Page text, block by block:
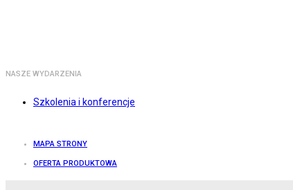
NASZE WYDARZENIA
Szkolenia i konferencje
MAPA STRONY
OFERTA PRODUKTOWA